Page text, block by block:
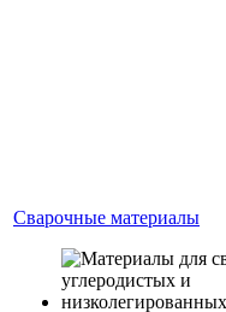
Сварочные материалы